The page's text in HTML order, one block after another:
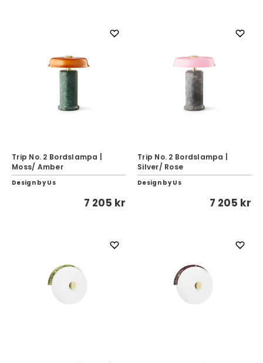
Trip No. 2 Bordslampa |
Moss/ Amber
Design by Us
7 205 kr
Trip No. 2 Bordslampa |
Silver/ Rose
Design by Us
7 205 kr